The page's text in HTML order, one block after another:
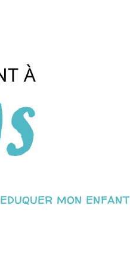
EDUQUER MON ENFANT